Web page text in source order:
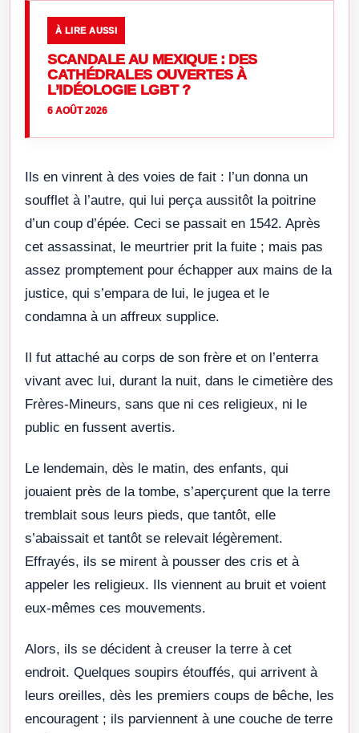
À LIRE AUSSI
SCANDALE AU MEXIQUE : DES
CATHÉDRALES OUVERTES À
L’IDÉOLOGIE LGBT ?
6 AOÛT 2026
Ils en vinrent à des voies de fait : l’un donna un
soufflet à l’autre, qui lui perça aussitôt la poitrine
d’un coup d’épée. Ceci se passait en 1542. Après
cet assassinat, le meurtrier prit la fuite ; mais pas
assez promptement pour échapper aux mains de la
justice, qui s’empara de lui, le jugea et le
condamna à un affreux supplice.
Il fut attaché au corps de son frère et on l’enterra
vivant avec lui, durant la nuit, dans le cimetière des
Frères-Mineurs, sans que ni ces religieux, ni le
public en fussent avertis.
Le lendemain, dès le matin, des enfants, qui
jouaient près de la tombe, s’aperçurent que la terre
tremblait sous leurs pieds, que tantôt, elle
s’abaissait et tantôt se relevait légèrement.
Effrayés, ils se mirent à pousser des cris et à
appeler les religieux. Ils viennent au bruit et voient
eux-mêmes ces mouvements.
Alors, ils se décident à creuser la terre à cet
endroit. Quelques soupirs étouffés, qui arrivent à
leurs oreilles, dès les premiers coups de bêche, les
encouragent ; ils parviennent à une couche de terre